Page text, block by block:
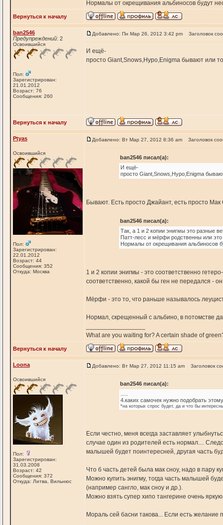
Нормалы от окрещивания альбиносов будут
Вернуться к началу
ban2546
Предупреждений: 2
Освоившийся
Пол:
Зарегистрирован:
21.01.2012
Возраст: 76
Сообщения: 260
Добавлено: Пн Мар 26, 2012 3:42 pm Заголовок
И ещё-
просто Giant,Snows,Hypo,Enigma бывают или
Вернуться к началу
Ptyas
Освоившийся
Пол:
Зарегистрирован:
22.01.2012
Возраст: 44
Сообщения: 352
Откуда: Москва
Добавлено: Вт Мар 27, 2012 8:36 am Заголовок
ban2546 писал(а):
И ещё-
просто Giant,Snows,Hypo,Enigma
Бывают. Есть просто Джайант, есть просто
ban2546 писал(а):
Так, а 1 и 2 копии энигмы это разные
Патт-лесс и мёрфи родственны или
Нормалы от окрещивания альбиносов
1 и 2 копии энигмы - это соответственно
соответственно, какой бы ген не передался -
Мёрфи - это то, что раньше называлось
Нормал, скрещенный с альбино, в потомстве
What are you waiting for? A certain shade of
Вернуться к началу
Loona
Освоившийся
Пол:
Зарегистрирован:
31.03.2008
Возраст: 42
Сообщения: 372
Откуда: Литва, Вильнюс
Добавлено: Вт Мар 27, 2012 11:15 am Заголовок
ban2546 писал(а):
4.каких самочек нужно подобрать
*на которых спрос будет, да и что бы
Если честно, меня всегда заставляет
случае один из родителей есть нормал....
малышей будет поинтересней, другая часть
Что б часть детей была мак сноу, надо в пару
Можно купить энигму, тогда часть малышей
(например сангло, мак сноу и др.).
Можно взять супер хипо тангерине очень
Мораль сей басни такова... Если есть